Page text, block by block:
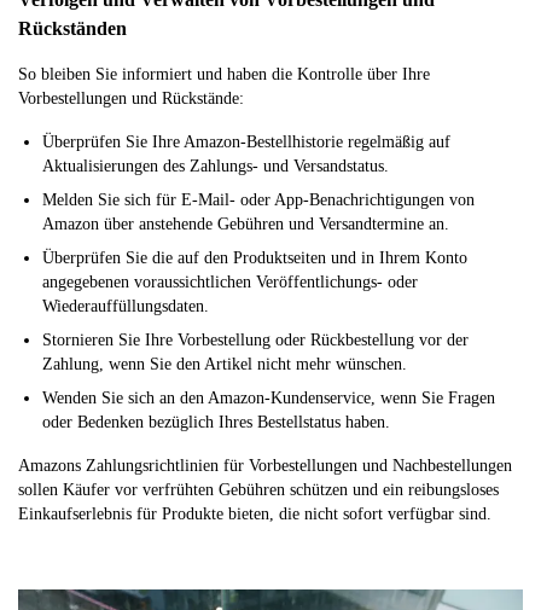
Rückständen
So bleiben Sie informiert und haben die Kontrolle über Ihre
Vorbestellungen und Rückstände:
Überprüfen Sie Ihre Amazon-Bestellhistorie regelmäßig auf
Aktualisierungen des Zahlungs- und Versandstatus.
Melden Sie sich für E-Mail- oder App-Benachrichtigungen von
Amazon über anstehende Gebühren und Versandtermine an.
Überprüfen Sie die auf den Produktseiten und in Ihrem Konto
angegebenen voraussichtlichen Veröffentlichungs- oder
Wiederauffüllungsdaten.
Stornieren Sie Ihre Vorbestellung oder Rückbestellung vor der
Zahlung, wenn Sie den Artikel nicht mehr wünschen.
Wenden Sie sich an den Amazon-Kundenservice, wenn Sie Fragen
oder Bedenken bezüglich Ihres Bestellstatus haben.
Amazons Zahlungsrichtlinien für Vorbestellungen und Nachbestellungen
sollen Käufer vor verfrühten Gebühren schützen und ein reibungsloses
Einkaufserlebnis für Produkte bieten, die nicht sofort verfügbar sind.